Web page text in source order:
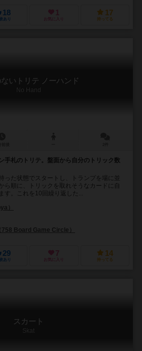
18
あり
1
お気に入り
17
持ってる
いトリテ ノーハンド
No Hand
手札のトリテ。盤面から自分のトリック数
った状態でスタートし、トランプを場に並
ら順に、トリックを取れそうなカードに自
す。これを10回繰り返した...
）
Board Game Circle）
29
あり
7
お気に入り
14
持ってる
スカート
Skat